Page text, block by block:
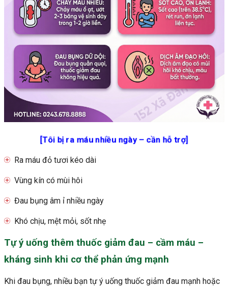
[Tôi bị ra máu nhiều ngày – cần hỗ trợ]
Ra máu đỏ tươi kéo dài
Vùng kín có mùi hôi
Đau bụng âm ỉ nhiều ngày
Khó chịu, mệt mỏi, sốt nhẹ
Tự ý uống thêm thuốc giảm đau – cầm máu –
kháng sinh khi cơ thể phản ứng mạnh
Khi đau bụng, nhiều bạn tự ý uống thuốc giảm đau mạnh hoặc